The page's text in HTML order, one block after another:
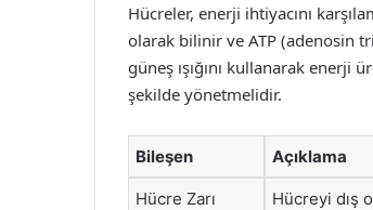
Hücreler, enerji ihtiyacını
olarak bilinir ve ATP (adenosin
güneş ışığını kullanarak enerji
şekilde yönetmelidir.
Bileşen Açıklama
Hücre Zarı Hücreyi dış